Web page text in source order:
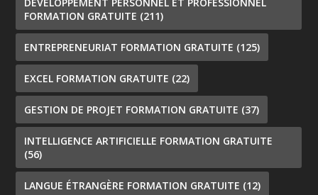
FORMATION GRATUITE (211)
ENTREPRENEURIAT FORMATION GRATUITE (125)
EXCEL FORMATION GRATUITE (22)
GESTION DE PROJET FORMATION GRATUITE (37)
INTELLIGENCE ARTIFICIELLE FORMATION GRATUITE
(56)
LANGUE ÉTRANGÈRE FORMATION GRATUITE (12)